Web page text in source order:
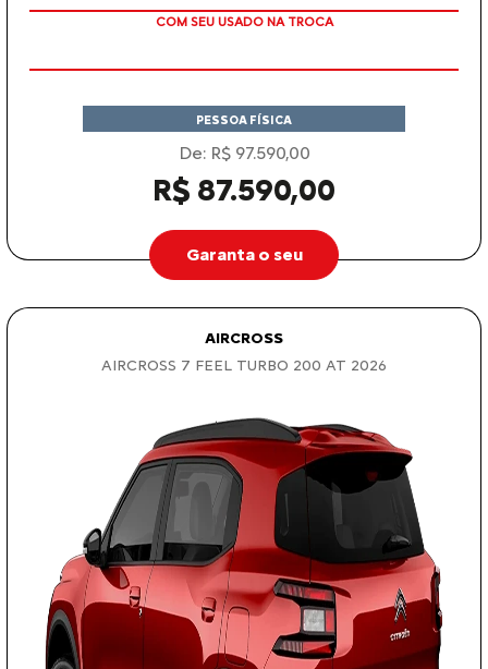
TAXA ZERO
PESSOA FÍSICA
De: R$ 97.590,00
R$ 87.590,00
Garanta o seu
AIRCROSS
AIRCROSS 7 FEEL TURBO 200 AT 2026